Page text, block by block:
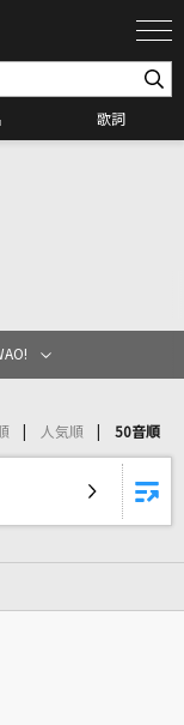
歌詞
人気順 50音順